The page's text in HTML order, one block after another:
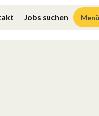
Jobs suchen Menü